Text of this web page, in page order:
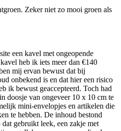
Zeker niet zo mooi groen als
een kavel met ongeopende
heb ik iets meer dan €140
mij ervan bewust dat bij
onbekend is en dat hier een risico
ik bewust geaccepteerd. Toch had
doosje van ongeveer 10 x 10 cm te
mini-envelopjes en artikelen die
te hebben. De inhoud bestond
gebruikt leek, een zakje met